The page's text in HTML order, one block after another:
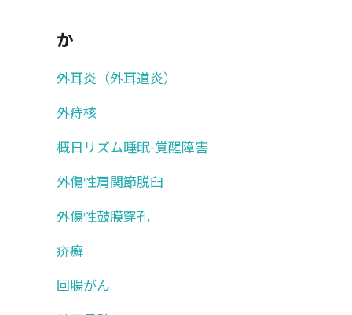
か
外耳炎（外耳道炎）
外痔核
概日リズム睡眠-覚醒障害
外傷性肩関節脱臼
外傷性鼓膜穿孔
疥癬
回腸がん